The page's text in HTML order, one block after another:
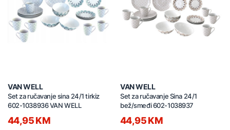
VAN WELL
Set za ručavanje sina 24/1 tirkiz
602-1038936 VAN WELL
44,95 KM
VAN WELL
Set za ručavanje Sina 24/1
bež/smeđi 602-1038937
44,95 KM